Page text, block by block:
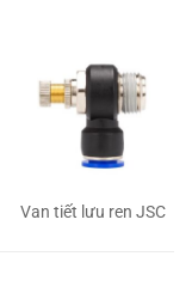
Van tiết lưu ren JSC